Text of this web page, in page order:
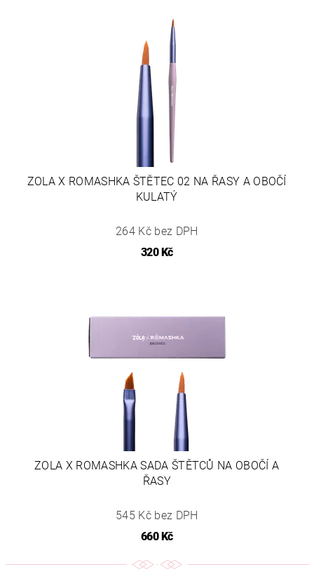
ZOLA X ROMASHKA ŠTĚTEC 02 NA ŘASY A OBOČÍ
KULATÝ
264 Kč bez DPH
320 Kč
ZOLA X ROMASHKA SADA ŠTĚTCŮ NA OBOČÍ A
ŘASY
545 Kč bez DPH
660 Kč